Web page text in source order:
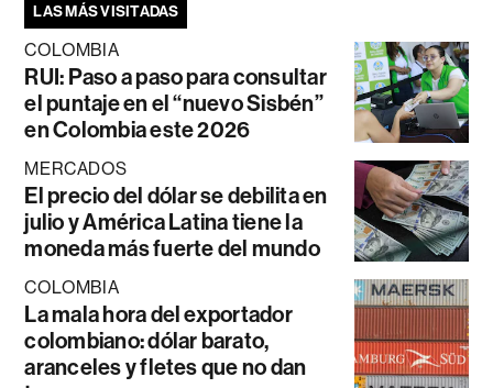
LAS MÁS VISITADAS
COLOMBIA
RUI: Paso a paso para consultar
el puntaje en el “nuevo Sisbén”
en Colombia este 2026
MERCADOS
El precio del dólar se debilita en
julio y América Latina tiene la
moneda más fuerte del mundo
COLOMBIA
La mala hora del exportador
colombiano: dólar barato,
aranceles y fletes que no dan